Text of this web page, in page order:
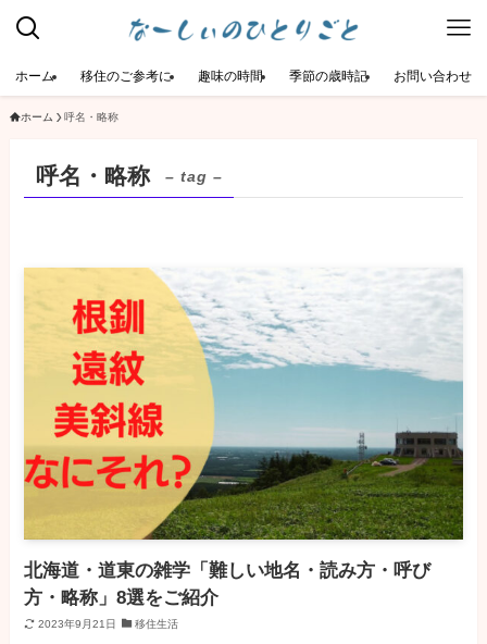
ホーム 移住のご参考に 趣味の時間 季節の歳時記 お問い合わせ
ホーム 呼名・略称
呼名・略称 – tag –
北海道・道東の雑学「難しい地名・読み方・呼び
方・略称」8選をご紹介
2023年9月21日 移住生活